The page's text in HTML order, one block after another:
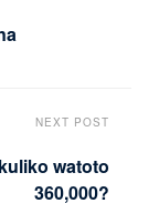
NEXT POST
watoto
360,000?